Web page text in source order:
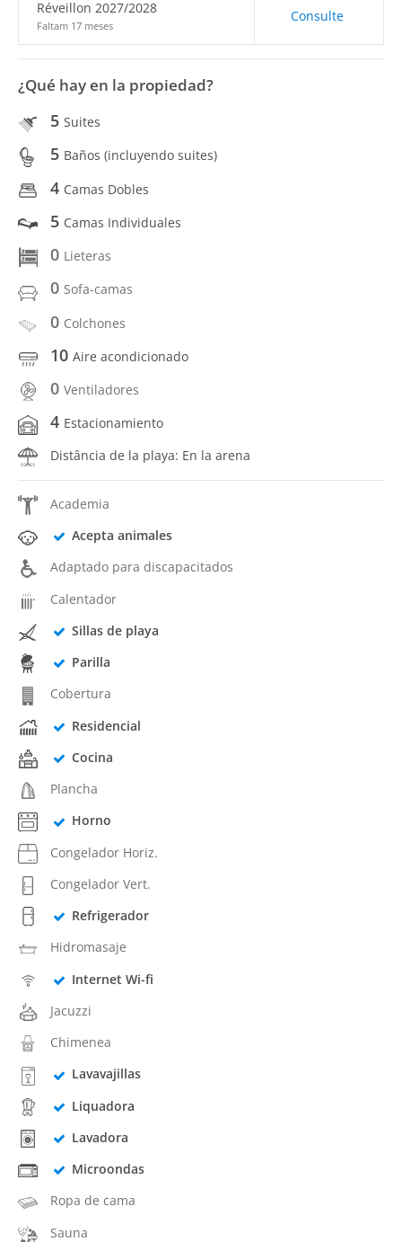
Réveillon 2027/2028
Faltam 17 meses
Consulte
¿Qué hay en la propiedad?
5 Suites
5 Baños (incluyendo suites)
4 Camas Dobles
5 Camas Individuales
0 Lieteras
0 Sofa-camas
0 Colchones
10 Aire acondicionado
0 Ventiladores
4 Estacionamiento
Distância de la playa: En la arena
Academia
Acepta animales
Adaptado para discapacitados
Calentador
Sillas de playa
Parilla
Cobertura
Residencial
Cocina
Plancha
Horno
Congelador Horiz.
Congelador Vert.
Refrigerador
Hidromasaje
Internet Wi-fi
Jacuzzi
Chimenea
Lavavajillas
Liquadora
Lavadora
Microondas
Ropa de cama
Sauna